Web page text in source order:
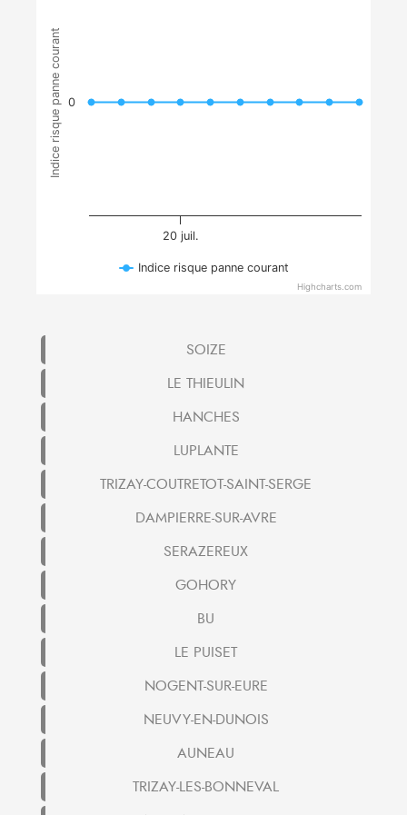
Indice risque panne courant
20 juil.
0
Indice risque panne courant
Highcharts.com
SOIZE
LE THIEULIN
HANCHES
LUPLANTE
TRIZAY-COUTRETOT-SAINT-SERGE
DAMPIERRE-SUR-AVRE
SERAZEREUX
GOHORY
BU
LE PUISET
NOGENT-SUR-EURE
NEUVY-EN-DUNOIS
AUNEAU
TRIZAY-LES-BONNEVAL